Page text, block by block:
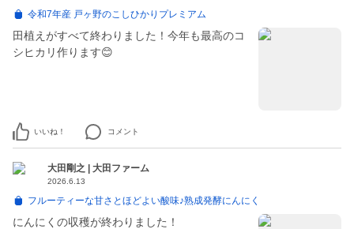
令和7年産 戸ヶ野のこしひかりプレミアム
田植えがすべて終わりました！今年も最高のコ
シヒカリ作ります😊
いいね！ コメント
大田剛之 | 大田ファーム
2026.6.13
フルーティーな甘さとほどよい酸味♪熟成発酵にんにく
にんにくの収穫が終わりました！